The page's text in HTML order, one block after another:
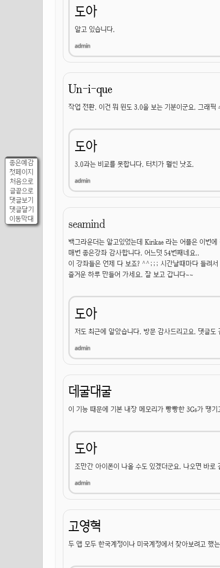
좋은예감
첫페이지
처음으로
글끝으로
댓글보기
댓글달기
이동막대
도아
알고 있습니다.
Un-i-que
작업 전환. 이건 뭐 윈도 3.0을 보는 기분이군요. 그래
도아
3.0과는 비교를 못합니다. 터치가 훨씬 낫죠.
seamind
백그라운더는 알고있었는데 Kirikae 라는 어플은 이번
매번 좋은강좌 감사합니다. 어느덧 54번째네요..
이 강좌들은 언제 다 보죠? ^^;;; 시간날때마다 들려
즐거운 하루 만들어 가세요. 잘 보고 갑니다~~
도아
저도 최근에 알았습니다. 방문 감사드리고요. 댓글도
데굴대굴
이 기능 때문에 기본 내장 메모리가 빵빵한 3Gs가 땡
도아
조만간 아이폰이 나올 수도 있겠더군요. 나오면 바로
고영혁
두 앱 모두 한국계정이나 미국계정에서 찾아보려고 했